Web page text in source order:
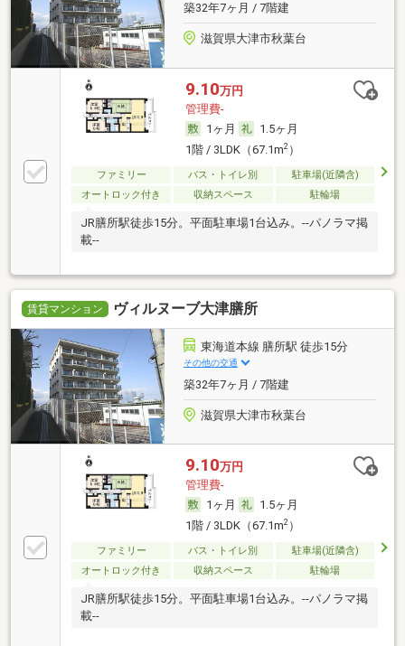
築32年7ヶ月 / 7階建
滋賀県大津市秋葉台
9.10万円
管理費-
1ヶ月
1.5ヶ月
1階 / 3LDK（67.1m2）
ファミリー バス・トイレ別
駐車場(近隣含)
オートロック付き
収納スペース 駐輪場
JR膳所駅徒歩15分。平面駐車場1台込み。--パノラマ掲
載--
賃貸マンション ヴィルヌーブ大津膳所
東海道本線 膳所駅 徒歩15分
その他の交通
築32年7ヶ月 / 7階建
滋賀県大津市秋葉台
9.10万円
管理費-
1ヶ月
1.5ヶ月
1階 / 3LDK（67.1m2）
ファミリー バス・トイレ別
駐車場(近隣含)
オートロック付き
収納スペース 駐輪場
JR膳所駅徒歩15分。平面駐車場1台込み。--パノラマ掲
載--